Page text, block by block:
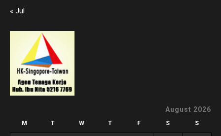
« Jul
August 2026
M T W T F S S